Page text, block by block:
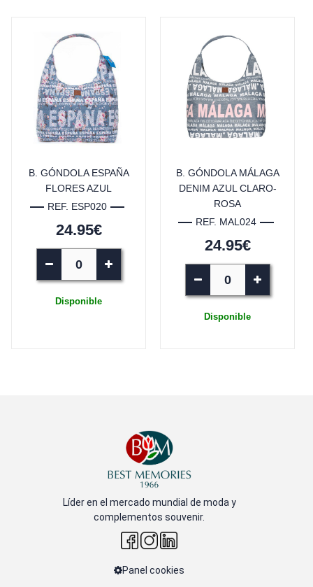
B. GÓNDOLA ESPAÑA
FLORES AZUL
REF. ESP020
24.95€
Disponible
B. GÓNDOLA MÁLAGA
DENIM AZUL CLARO-
ROSA
REF. MAL024
24.95€
Disponible
Líder en el mercado mundial de moda y
complementos souvenir.
Panel cookies